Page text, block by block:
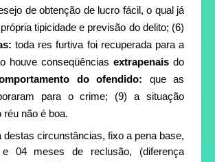
de obtenção de lucro fácil, o qual já
tipicidade e previsão do delito; (6)
toda res furtiva foi recuperada para a
houve conseqüências extrapenais do
do ofendido: que as
para o crime; (9) a situação
não é boa.
destas circunstâncias, fixo a pena base,
04 meses de reclusão, (diferença